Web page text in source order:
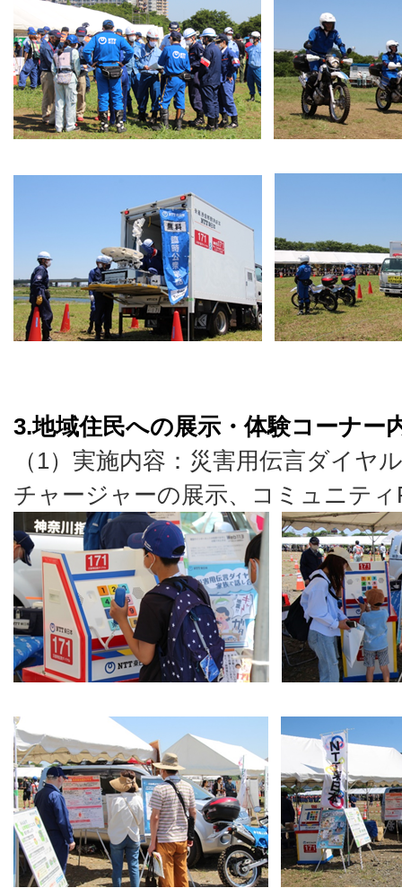
3.地域住民への展示・体験コーナー
（1）実施内容：災害用伝言ダイヤ
チャージャーの展示、コミュニテ